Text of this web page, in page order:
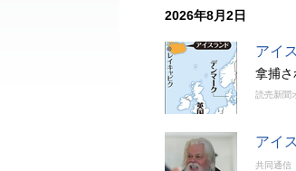
2026年8月2日
アイ
拿捕
読売新聞
アイ
共同通信